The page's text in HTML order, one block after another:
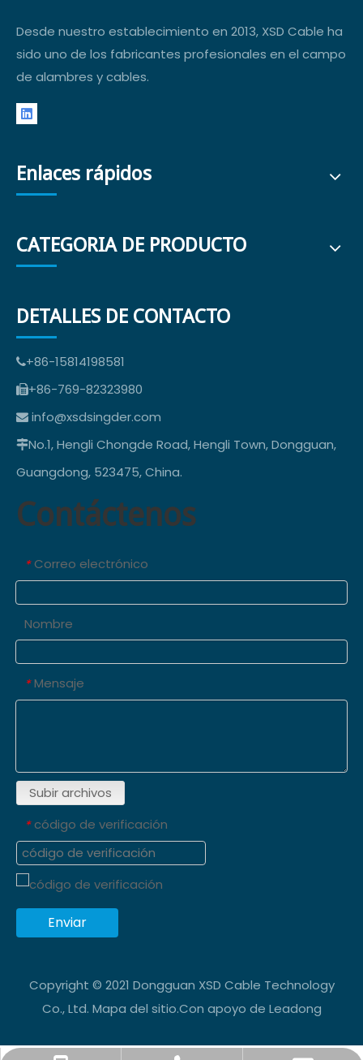
Desde nuestro establecimiento en 2013, XSD Cable ha
sido uno de los fabricantes profesionales en el campo
de alambres y cables.
Enlaces rápidos
CATEGORIA DE PRODUCTO
DETALLES DE CONTACTO
+86-15814198581
+86-769-82323980
 info@xsdsingder.com
No.1, Hengli Chongde Road, Hengli Town, Dongguan,
Guangdong, 523475, China.
Contáctenos
* Correo electrónico
Nombre
* Mensaje
Subir archivos
* código de verificación
Enviar
Copyright © 2021 Dongguan XSD Cable Technology
Co., Ltd. Mapa del sitio.Con apoyo de Leadong